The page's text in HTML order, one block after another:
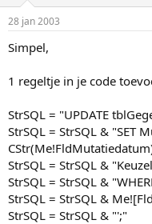
28 jan 2003
Simpel,
1 regeltje in je code
StrSQL = "UPDATE
StrSQL = StrSQL & "SET
StrSQL = StrSQL &
StrSQL = StrSQL &
StrSQL = StrSQL &
StrSQL = StrSQL & "';"